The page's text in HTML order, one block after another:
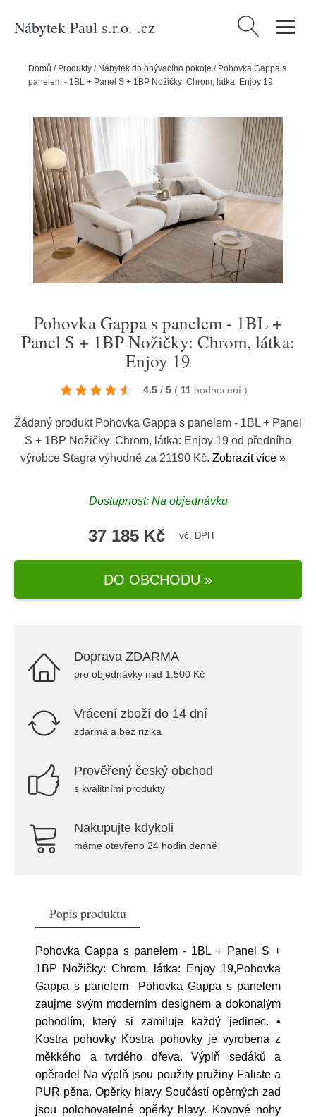
Nábytek Paul s.r.o. .cz Vyhledávání
Domů / Produkty / Nábytek do obývacího pokoje / Pohovka Gappa s
panelem - 1BL + Panel S + 1BP Nožičky: Chrom, látka: Enjoy 19
Pohovka Gappa s panelem - 1BL +
Panel S + 1BP Nožičky: Chrom, látka:
Enjoy 19
4.5 / 5 ( 11 hodnocení )
Žádaný produkt Pohovka Gappa s panelem - 1BL + Panel
S + 1BP Nožičky: Chrom, látka: Enjoy 19 od předního
výrobce Stagra výhodně za 21190 Kč. Zobrazit více »
Dostupnost: Na objednávku
37 185 Kč vč. DPH
DO OBCHODU »
Doprava ZDARMA
pro objednávky nad 1.500 Kč
Vrácení zboží do 14 dní
zdarma a bez rizika
Prověřený český obchod
s kvalitními produkty
Nakupujte kdykoli
máme otevřeno 24 hodin denně
Popis produktu
Pohovka Gappa s panelem - 1BL + Panel S +
1BP Nožičky: Chrom, látka: Enjoy 19,Pohovka
Gappa s panelem Pohovka Gappa s panelem
zaujme svým moderním designem a dokonalým
pohodlím, který si zamiluje každý jedinec. •
Kostra pohovky Kostra pohovky je vyrobena z
měkkého a tvrdého dřeva. Výplň sedáků a
opěradel Na výplň jsou použity pružiny Faliste a
PUR pěna. Opěrky hlavy Součástí opěrných zad
jsou polohovatelné opěrky hlavy. Kovové nohy